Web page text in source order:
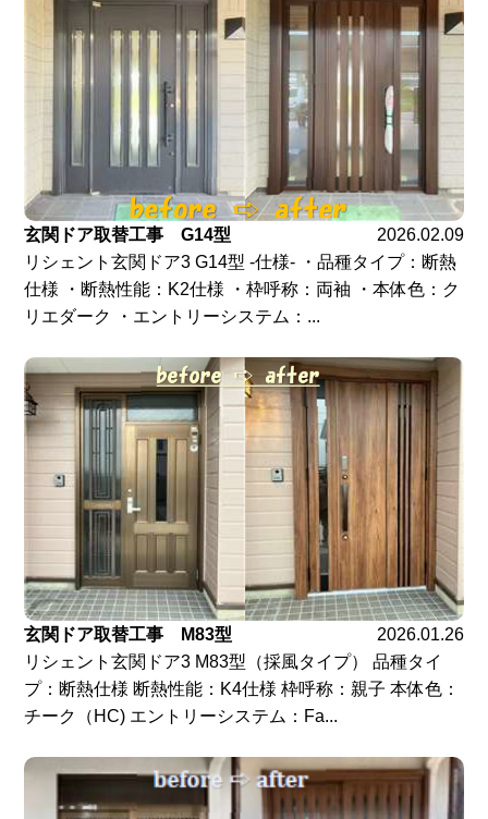
玄関ドア取替工事 G14型
2026.02.09
リシェント玄関ドア3 G14型 -仕様- ・品種タイプ：断熱
仕様 ・断熱性能：K2仕様 ・枠呼称：両袖 ・本体色：ク
リエダーク ・エントリーシステム：...
玄関ドア取替工事 M83型
2026.01.26
リシェント玄関ドア3 M83型（採風タイプ） 品種タイ
プ：断熱仕様 断熱性能：K4仕様 枠呼称：親子 本体色：
チーク（HC) エントリーシステム：Fa...